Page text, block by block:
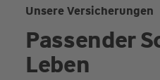
Unsere Versicherungen
Passender
Leben